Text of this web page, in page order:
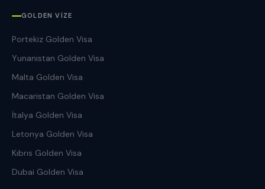
GOLDEN VIZE
Portekiz Golden Visa
Yunanistan Golden Visa
Malta Golden Visa
Macaristan Golden Visa
İtalya Golden Visa
Letonya Golden Visa
Kıbrıs Golden Visa
Dubai Golden Visa